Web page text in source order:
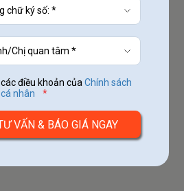
Khám phá
Về MISA
ứng dụng
Đăng nhập
Hợp tác
trợ khách hàng
Tuyển dụng
điều khoản củaChính sách
nhân
*